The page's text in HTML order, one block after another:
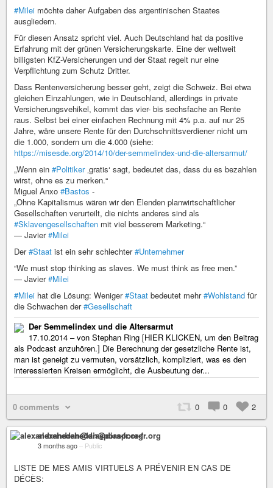
#Milei möchte daher Aufgaben des argentinischen Staates
ausgliedern.
Für diesen Ansatz spricht viel. Auch Deutschland hat da positive
Erfahrung mit der grünen Versicherungskarte. Eine der weltweit
billigsten KfZ-Versicherungen und der Staat regelt nur eine
Verpflichtung zum Schutz Dritter.
Dass Rentenversicherung besser geht, zeigt die Schweiz. Bei etwa
gleichen Einzahlungen, wie in Deutschland, allerdings in private
Versicherungsvehikel, kommt das vier- bis sechsfache an Rente
raus. Selbst bei einer einfachen Rechnung mit 4% p.a. auf nur 25
Jahre, wäre unsere Rente für den Durchschnittsverdiener nicht um
die 1.000, sondern um die 4.000 (siehe:
https://misesde.org/2014/10/der-semmelindex-und-die-altersarmut/
„Wenn ein #Politiker‚gratis‘ sagt, bedeutet das, dass du es bezahlen
wirst, ohne es zu merken.“
Miguel Anxo #Bastos -
„Ohne Kapitalismus wären wir den Elenden planwirtschaftlicher
Gesellschaften verurteilt, die nichts anderes sind als
#Sklavengesellschaften mit viel besserem Marketing.“
— Javier#Milei
Der#Staat ist ein sehr schlechter#Unternehmer
“We must stop thinking as slaves. We must think as free men.”
— Javier#Milei
#Milei hat die Lösung: Weniger#Staat bedeutet mehr#Wohlstand für
die Schwachen der#Gesellschaft
Der Semmelindex und die Altersarmut
17.10.2014 – von Stephan Ring [HIER KLICKEN, um den Beitrag
als Podcast anzuhören.] Die Berechnung der gesetzliche Rente ist,
man ist geneigt zu vermuten, vorsätzlich, kompliziert, was es den
interessierten Kreisen ermöglicht, die Ausbeutung der...
0 comments 0 0 2
alexandrehedan@diaspora-fr.org
3 months ago – Public
LISTE DE MES AMIS VIRTUELS A PRÉVENIR EN CAS DE
DÉCÈS: